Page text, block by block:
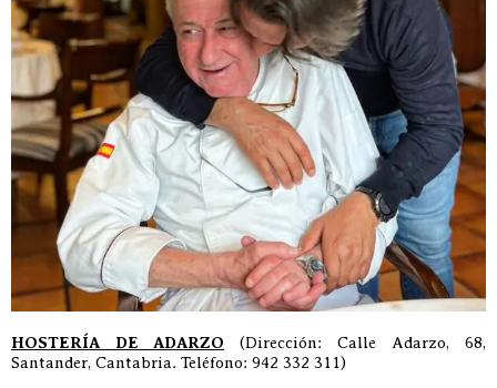
HOSTERÍA DE ADARZO (Dirección: Calle Adarzo, 68,
Santander, Cantabria. Teléfono: 942 332 311)